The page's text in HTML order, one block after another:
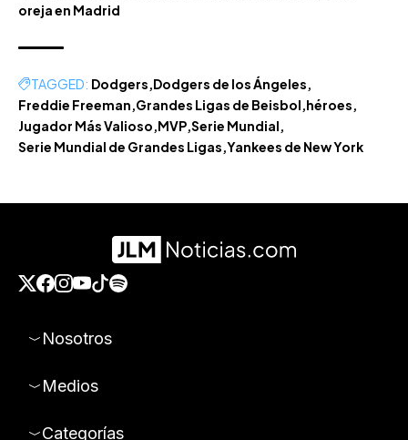
oreja en Madrid
TAGGED: Dodgers Dodgers de los Ángeles
Freddie Freeman Grandes Ligas de Beisbol héroes
Jugador Más Valioso MVP Serie Mundial
Serie Mundial de Grandes Ligas Yankees de New York
Nosotros
Medios
Categorías